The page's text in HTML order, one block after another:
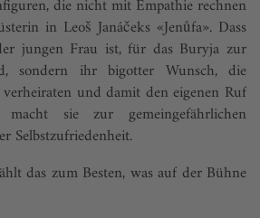
die nicht mit Empathie rechnen
in Leoš Janáčeks «Jenůfa». Dass
jungen Frau ist, für das Buryja zur
sondern ihr bigotter Wunsch, die
und damit den eigenen Ruf
sie zur gemeingefährlichen
Selbstzufriedenheit.
das zum Besten, was auf der Bühne